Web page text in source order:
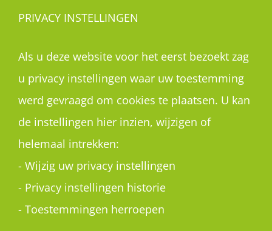
PRIVACY INSTELLINGEN
Als u deze website voor het eerst bezoekt zag
u privacy instellingen waar uw toestemming
werd gevraagd om cookies te plaatsen. U kan
de instellingen hier inzien, wijzigen of
helemaal intrekken:
- Wijzig uw privacy instellingen
- Privacy instellingen historie
- Toestemmingen herroepen